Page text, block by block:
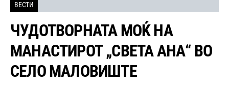
ВЕСТИ
ЧУДОТВОРНАТА МОЌ НА
МАНАСТИРОТ „СВЕТА АНА“ ВО
СЕЛО МАЛОВИШТЕ